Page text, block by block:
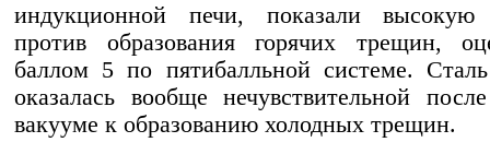
индукционной печи, показали высокую
против образования горячих трещин,
баллом 5 по пятибалльной системе.
оказалась вообще нечувствительной
вакууме к образованию холодных трещин.